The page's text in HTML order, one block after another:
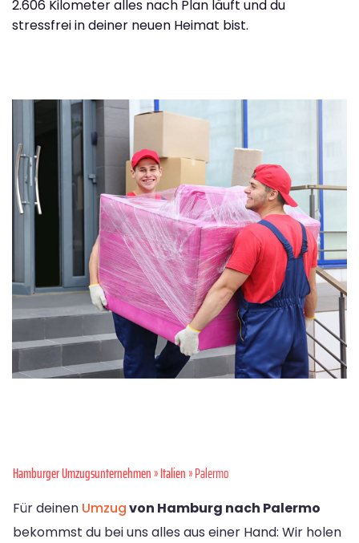
2.606 Kilometer alles nach Plan läuft und du
stressfrei in deiner neuen Heimat bist.
Hamburger Umzugsunternehmen»Italien» Palermo
Für deinen Umzugvon Hamburg nach Palermo
bekommst du bei uns alles aus einer Hand: Wir holen